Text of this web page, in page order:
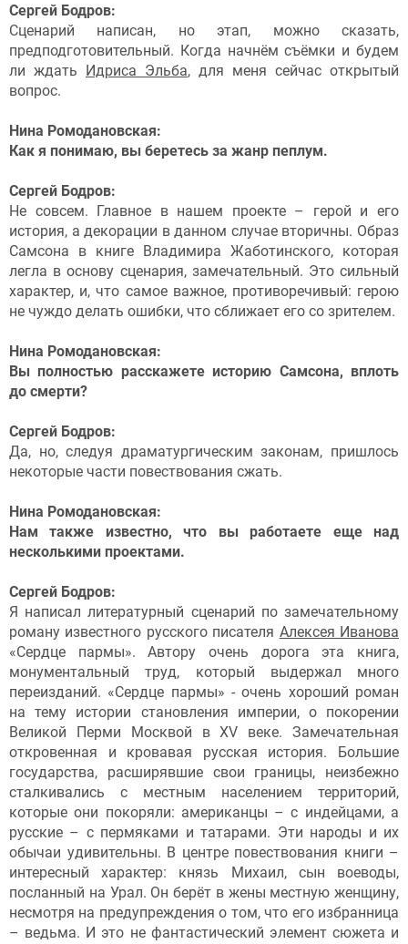
Сергей Бодров:
Сценарий написан, но этап, можно сказать,
предподготовительный. Когда начнём съёмки и будем
ли ждать
Идриса Эльба, для меня сейчас открытый
вопрос.
Нина Ромодановская:
Как я понимаю, вы беретесь за жанр пеплум.
Сергей Бодров:
Не совсем. Главное в нашем проекте – герой и его
история, а декорации в данном случае вторичны. Образ
Самсона в книге Владимира Жаботинского, которая
легла в основу сценария, замечательный. Это сильный
характер, и, что самое важное, противоречивый: герою
не чуждо делать ошибки, что сближает его со зрителем.
Нина Ромодановская:
Вы полностью расскажете историю Самсона, вплоть
до смерти?
Сергей Бодров:
Да, но, следуя драматургическим законам, пришлось
некоторые части повествования сжать.
Нина Ромодановская:
Нам также известно, что вы работаете еще над
несколькими проектами.
Сергей Бодров:
Я написал литературный сценарий по замечательному
роману известного русского писателя Алексея Иванова
«Сердце пармы». Автору очень дорога эта книга,
монументальный труд, который выдержал много
переизданий. «Сердце пармы» - очень хороший роман
на тему истории становления империи, о покорении
Великой Перми Москвой в XV веке. Замечательная
откровенная и кровавая русская история. Большие
государства, расширявшие свои границы, неизбежно
сталкивались с местным населением территорий,
которые они покоряли: американцы – с индейцами, а
русские – с пермяками и татарами. Эти народы и их
обычаи удивительны. В центре повествования книги –
интересный характер: князь Михаил, сын воеводы,
посланный на Урал. Он берёт в жены местную женщину,
несмотря на предупреждения о том, что его избранница
– ведьма. И это не фантастический элемент сюжета и